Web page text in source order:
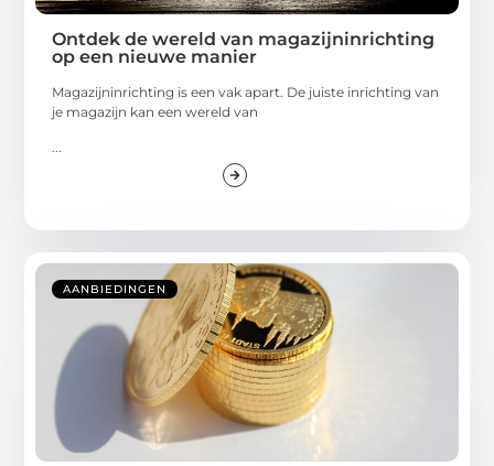
Ontdek de wereld van magazijninrichting
op een nieuwe manier
Magazijninrichting is een vak apart. De juiste inrichting van
je magazijn kan een wereld van
...
AANBIEDINGEN